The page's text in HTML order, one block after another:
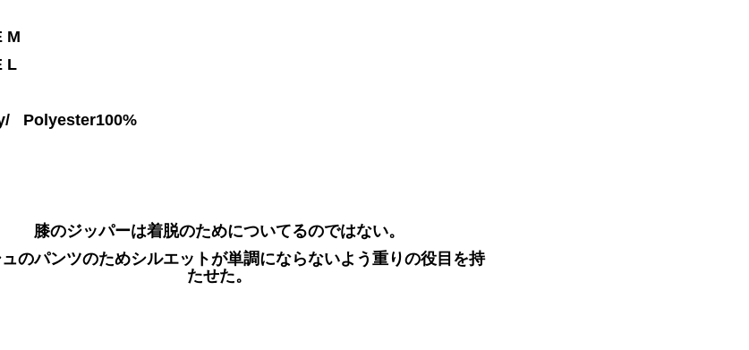
M
L
Polyester100%
膝のジッパーは着脱のためについてるのではない。
のパンツのためシルエットが単調にならないよう重りの役目を持
たせた。